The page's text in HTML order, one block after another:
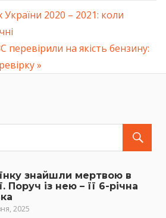
2020 – 2021: коли
перевірили на якість бензину:
знайшли мертвою в
Поруч із нею – її 6-річна
2025